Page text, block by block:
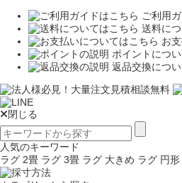
ご利用
送料に
お
ポイントにつ
返品交換につ
閉じる
人気のキーワード
ラグ 2畳 ラグ 3畳 ラグ 大きめ ラグ 円形